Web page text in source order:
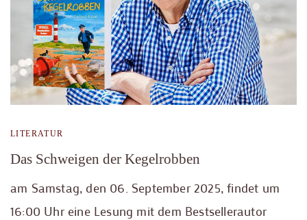
LITERATUR
Das Schweigen der Kegelrobben
am Samstag, den 06. September 2025, findet um
16:00 Uhr eine Lesung mit dem Bestsellerautor